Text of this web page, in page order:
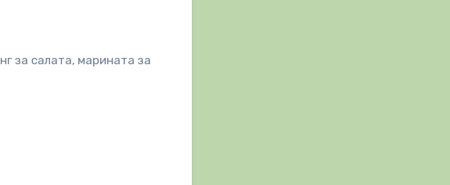
за салата, марината за